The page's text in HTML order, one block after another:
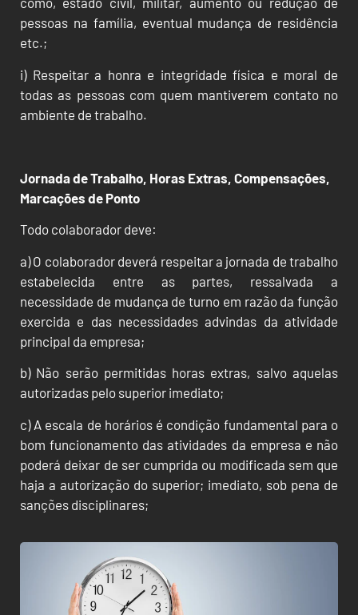
pessoas na família, eventual mudança de residência
etc.;
i) Respeitar a honra e integridade física e moral de
todas as pessoas com quem mantiverem contato no
ambiente de trabalho.
Jornada de Trabalho, Horas Extras, Compensações,
Marcações de Ponto
Todo colaborador deve:
a) O colaborador deverá respeitar a jornada de trabalho
estabelecida entre as partes, ressalvada a
necessidade de mudança de turno em razão da função
exercida e das necessidades advindas da atividade
principal da empresa;
b) Não serão permitidas horas extras, salvo aquelas
autorizadas pelo superior imediato;
c) A escala de horários é condição fundamental para o
bom funcionamento das atividades da empresa e não
poderá deixar de ser cumprida ou modificada sem que
haja a autorização do superior; imediato, sob pena de
sanções disciplinares;